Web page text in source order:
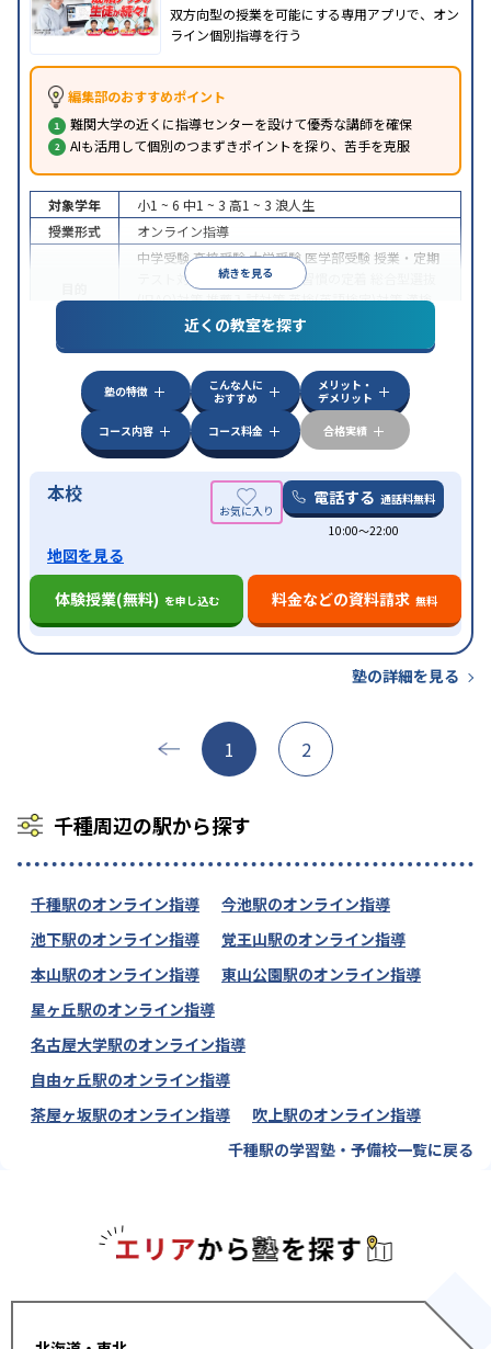
双方向型の授業を可能にする専用アプリで、オン
ライン個別指導を行う
編集部のおすすめポイント
難関大学の近くに指導センターを設けて優秀な講師を確保
AIも活用して個別のつまずきポイントを探り、苦手を克服
続きを見る
対象学年 小1 ~ 6 中1 ~ 3 高1 ~ 3 浪人生
授業形式
オンライン指導
中学受験高校受験大学受験 医学部受験 授業・定期
テスト対策
内申点対策 学習習慣の定着
(旧AO)対策推薦入試対策英検(英語検定)対策漢検
(漢字検定)対策
中高一貫校生に対応成績保証制度あり授業の振替
可能不登校生に対応学習にPC・タブレットを利用
オンライン対応1科目から受講可能
近くの教室を探す
塾の特徴
こんな人に
おすすめ
メリット・
デメリット
コース内容
コース料金 合格実績
本校 電話する 通話料無料
10:00〜22:00
地図を見る
体験授業(無料) を申し込む 料金などの資料請求 無料
塾の詳細を見る
1 2
千種周辺の駅から探す
千種駅のオンライン指導
今池駅のオンライン指導
池下駅のオンライン指導
覚王山駅のオンライン指導
本山駅のオンライン指導
東山公園駅のオンライン指導
星ヶ丘駅のオンライン指導
名古屋大学駅のオンライン指導
自由ヶ丘駅のオンライン指導
茶屋ヶ坂駅のオンライン指導
吹上駅のオンライン指導
千種駅の学習塾・予備校一覧に戻る